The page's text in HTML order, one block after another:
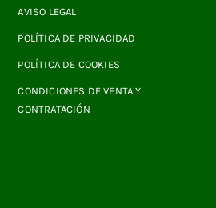
AVISO LEGAL
POLÍTICA DE PRIVACIDAD
POLÍTICA DE COOKIES
CONDICIONES DE VENTA Y
CONTRATACIÓN